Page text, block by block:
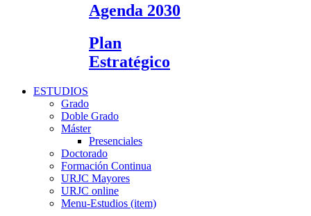
Agenda 2030
Plan
Estratégico
ESTUDIOS
Grado
Doble Grado
Máster
Presenciales
Doctorado
Formación Continua
URJC Mayores
URJC online
Menu-Estudios (item)